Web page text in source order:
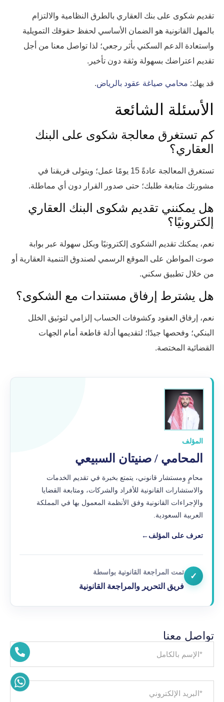
تقديم شكوى على بنك العقاري بالطرق النظامية والالتزام
بالمهل القانونية هو الضمان الأساسي لحفظ حقوقك التمويلية
واستعادة الدعم السكني بأثر رجعي؛ لذا تواصل معنا من أجل
تقديم اعتراضك بسهولة وثقة دون تأخير.
قد يهك: محامي صياغة عقود بالرياض.
الأسئلة الشائعة
كم تستغرق معالجة شكوى على البنك
العقاري؟
تستغرق المعالجة عادةً 15 يومًا عمل؛ ويتولى فريقنا في
مشورتك متابعة طلبك؛ حتى صدور القرار دون أي مماطلة.
هل يمكنني تقديم شكوى البنك العقاري
إلكترونيًا؟
نعم، يمكنك تقديم الشكوى إلكترونيًا وبكل سهولة عبر بوابة
صوت المواطن على الموقع الرسمي لصندوق التنمية العقارية أو
من خلال تطبيق سكني.
هل يشترط إرفاق مستندات مع الشكوى؟
نعم، إرفاق العقود وكشوفات الحساب إلزامي لتوثيق الخلل
البنكي؛ وفحصها جيدًا؛ لتقديمها أدلة قاطعة أمام الجهات
القضائية المختصة.
المؤلف
المحامي / صنيتان السبيعي
محامٍ ومستشار قانوني، يتمتع بخبرة في تقديم الخدمات
والاستشارات القانونية للأفراد والشركات، ومتابعة القضايا
والإجراءات القانونية وفق الأنظمة المعمول بها في المملكة
العربية السعودية.
تعرف على المؤلف←
✓ تمت المراجعة القانونية بواسطة
فريق التحرير والمراجعة القانونية
تواصل معنا